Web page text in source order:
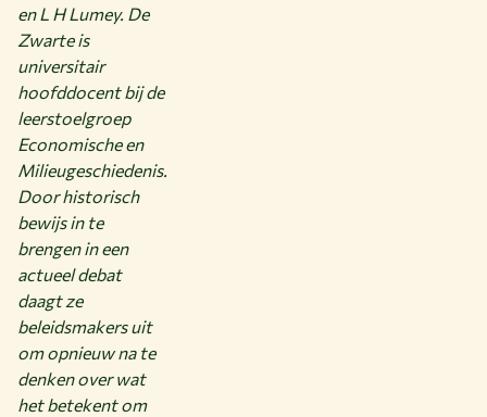
en L H Lumey. De
Zwarte is
universitair
hoofddocent bij de
leerstoelgroep
Economische en
Milieugeschiedenis.
Door historisch
bewijs in te
brengen in een
actueel debat
daagt ze
beleidsmakers uit
om opnieuw na te
denken over wat
het betekent om